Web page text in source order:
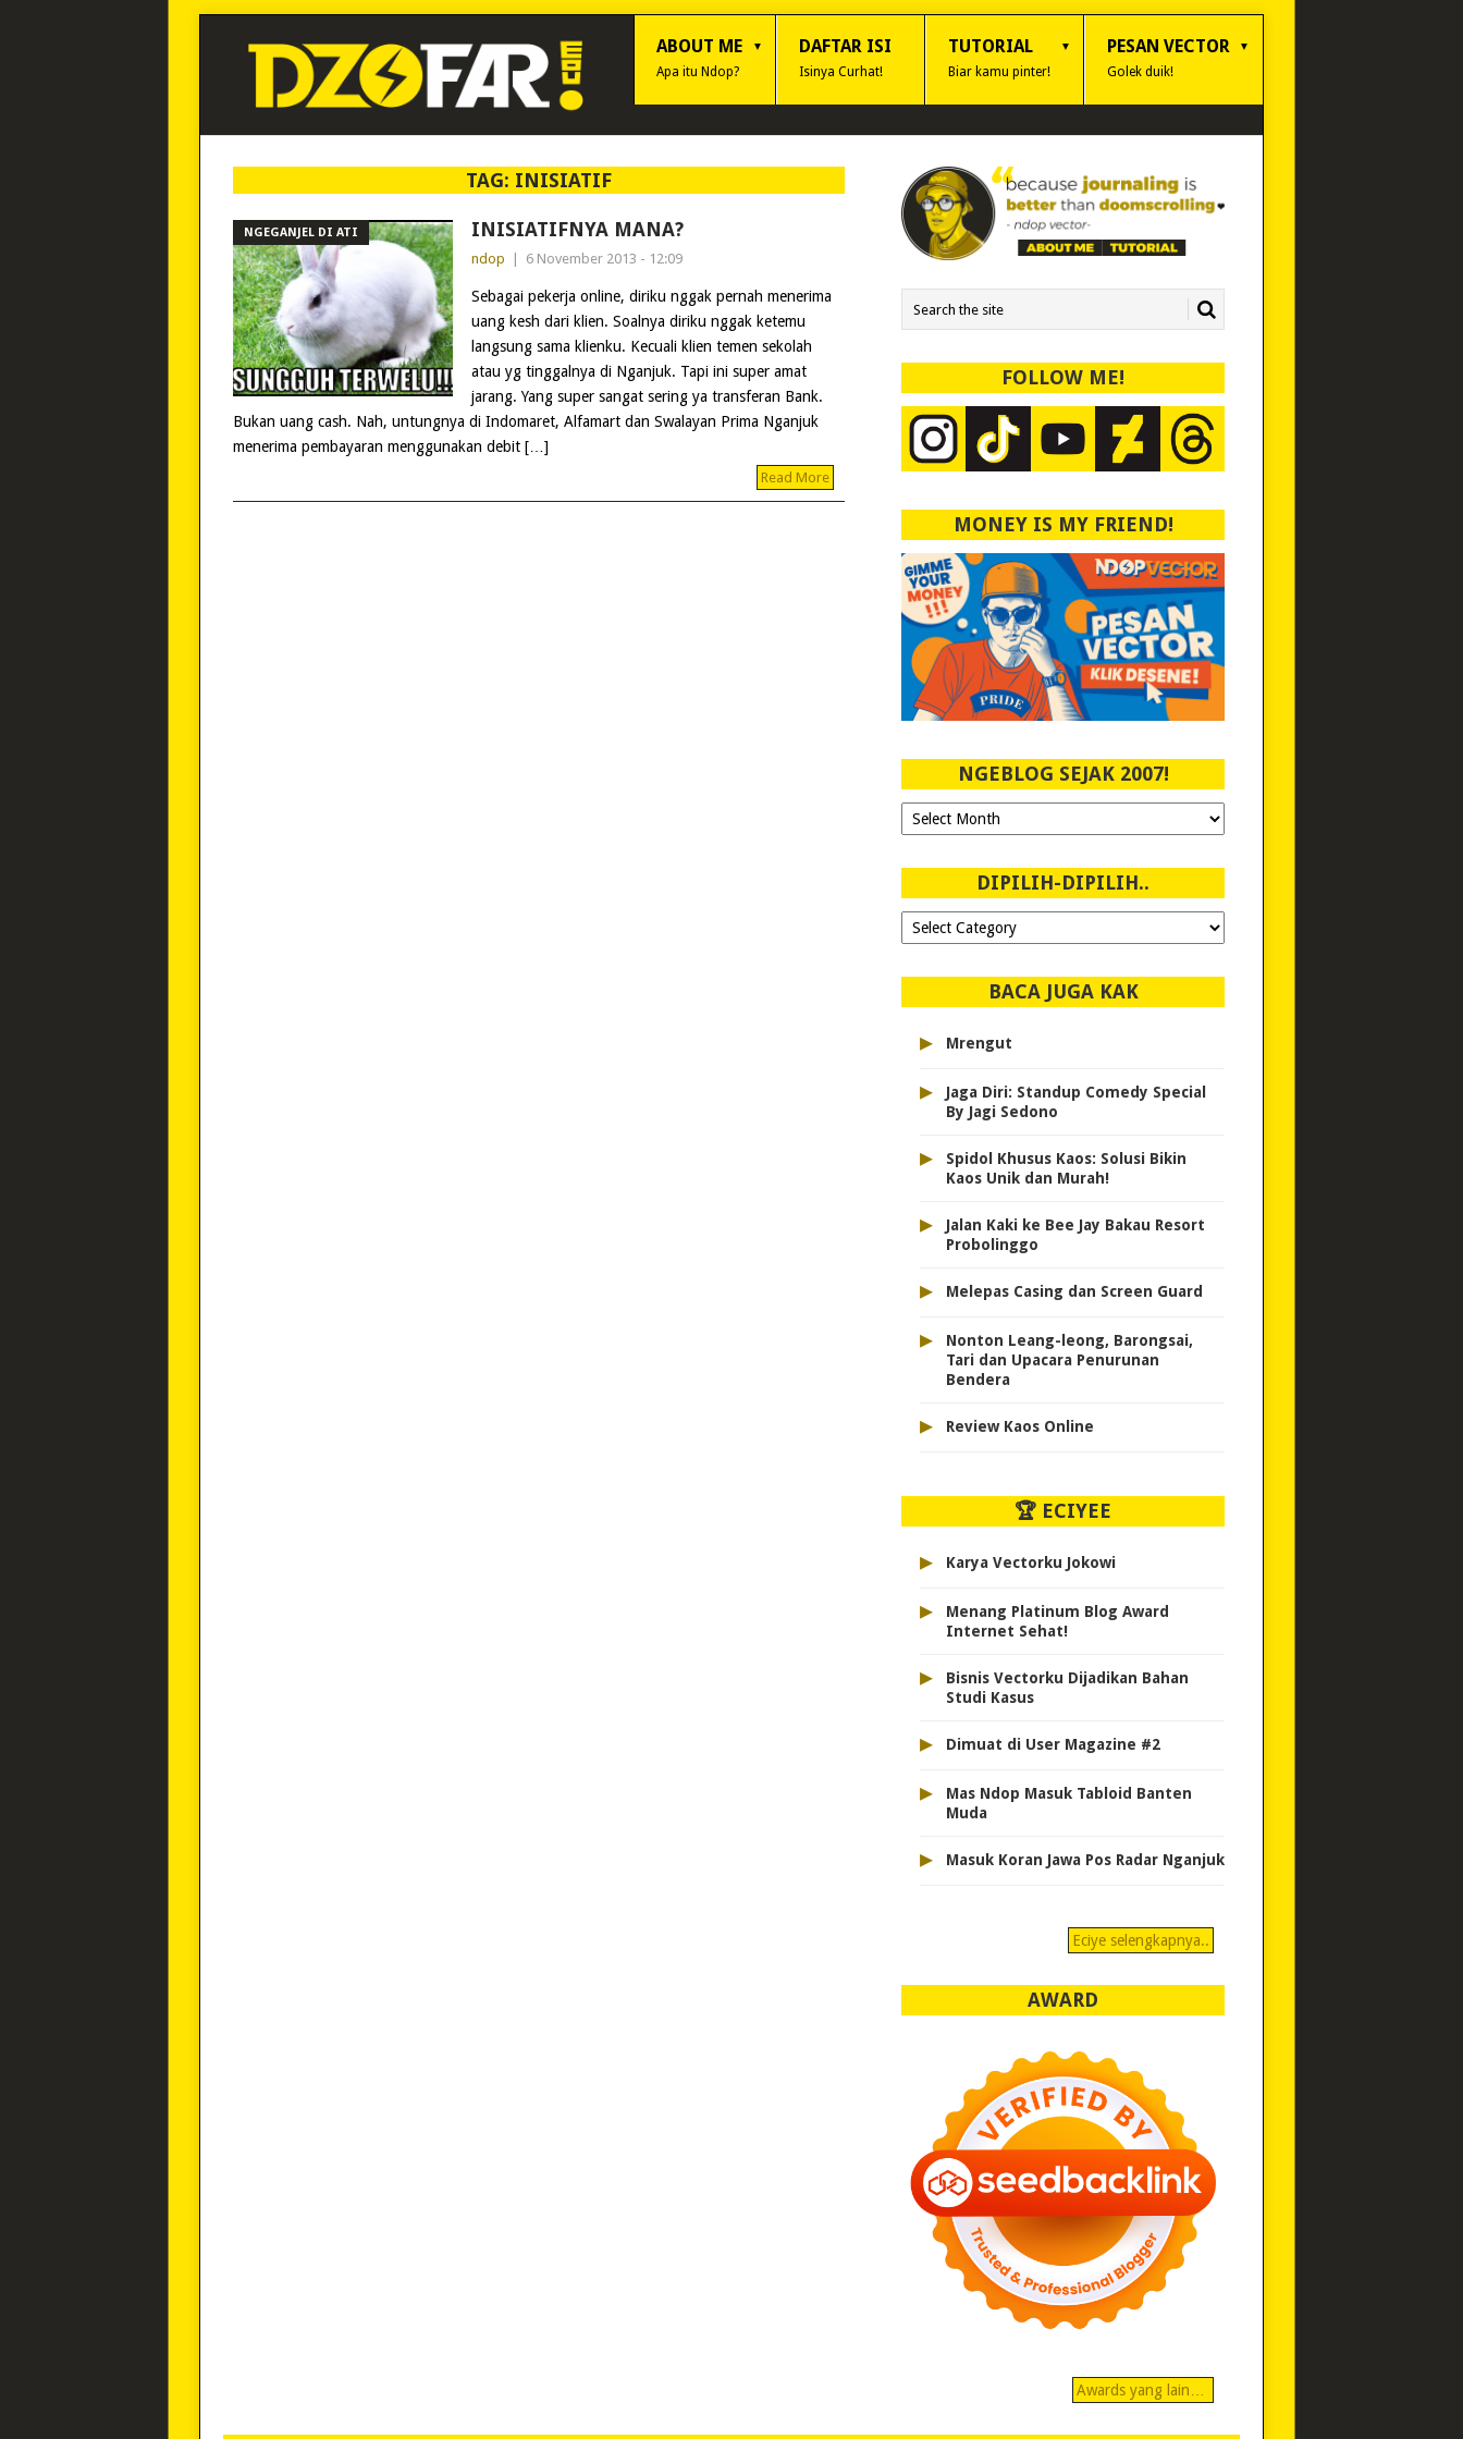
ABOUT ME
Apa itu Ndop?
DAFTAR ISI
Isinya Curhat!
TUTORIAL
Biar kamu pinter!
PESAN VECTOR
Golek duik!
TAG: INISIATIF
NGEGANJEL DI ATI INISIATIFNYA MANA?
ndop 6 November 2013 - 12:09
Sebagai pekerja online, diriku nggak pernah menerima
uang kesh dari klien. Soalnya diriku nggak ketemu
langsung sama klienku. Kecuali klien temen sekolah
atau yg tinggalnya di Nganjuk. Tapi ini super amat
jarang. Yang super sangat sering ya transferan Bank.
Bukan uang cash. Nah, untungnya di Indomaret, Alfamart dan Swalayan Prima Nganjuk
menerima pembayaran menggunakan debit […]
Read More
FOLLOW ME!
MONEY IS MY FRIEND!
NGEBLOG SEJAK 2007!
Ngeblog
Sejak
DIPILIH-DIPILIH..
Dipilih-
dipilih..
BACA JUGA KAK
▸ Mrengut
▸
Jaga Diri: Standup Comedy Special
By Jagi Sedono
▸
Spidol Khusus Kaos: Solusi Bikin
Kaos Unik dan Murah!
▸
Jalan Kaki ke Bee Jay Bakau Resort
Probolinggo
▸ Melepas Casing dan Screen Guard
▸
Nonton Leang-leong, Barongsai,
Tari dan Upacara Penurunan
Bendera
▸ Review Kaos Online
🏆 ECIYEE
▸ Karya Vectorku Jokowi
▸
Menang Platinum Blog Award
Internet Sehat!
▸
Bisnis Vectorku Dijadikan Bahan
Studi Kasus
▸ Dimuat di User Magazine #2
▸
Mas Ndop Masuk Tabloid Banten
Muda
▸ Masuk Koran Jawa Pos Radar Nganjuk
Eciye selengkapnya..
AWARD
Awards yang lain…